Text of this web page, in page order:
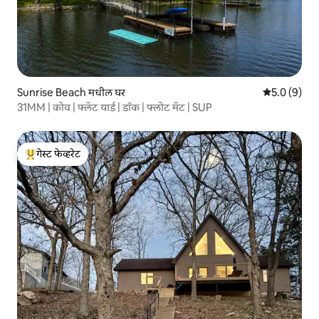
Sunrise Beach मधील घर 5 पैकी 5.0
5.0 (9)
31MM | कोव | फ्लॅट यार्ड | डॉक | फ्लोट मॅट | SUP
टॉप गेस्ट फेव्हरेट
गेस्ट फेव्हरेट